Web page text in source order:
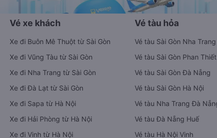
Vé xe khách
Xe đi Buôn Mê Thuột từ Sài Gòn
Xe đi Vũng Tàu từ Sài Gòn
Xe đi Nha Trang từ Sài Gòn
Xe đi Đà Lạt từ Sài Gòn
Xe đi Sapa từ Hà Nội
Xe đi Hải Phòng từ Hà Nội
Xe đi Vinh từ Hà Nội
Vé tàu hỏa
Vé tàu Sài Gòn Nha Trang
Vé tàu Sài Gòn Phan Thiết
Vé tàu Sài Gòn Đà Nẵng
Vé tàu Sài Gòn Hà Nội
Vé tàu Nha Trang Đà
Vé tàu Đà Nẵng Huế
Vé tàu Hà Nội Vinh